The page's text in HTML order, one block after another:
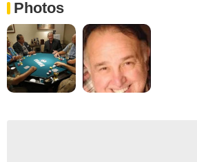
Photos